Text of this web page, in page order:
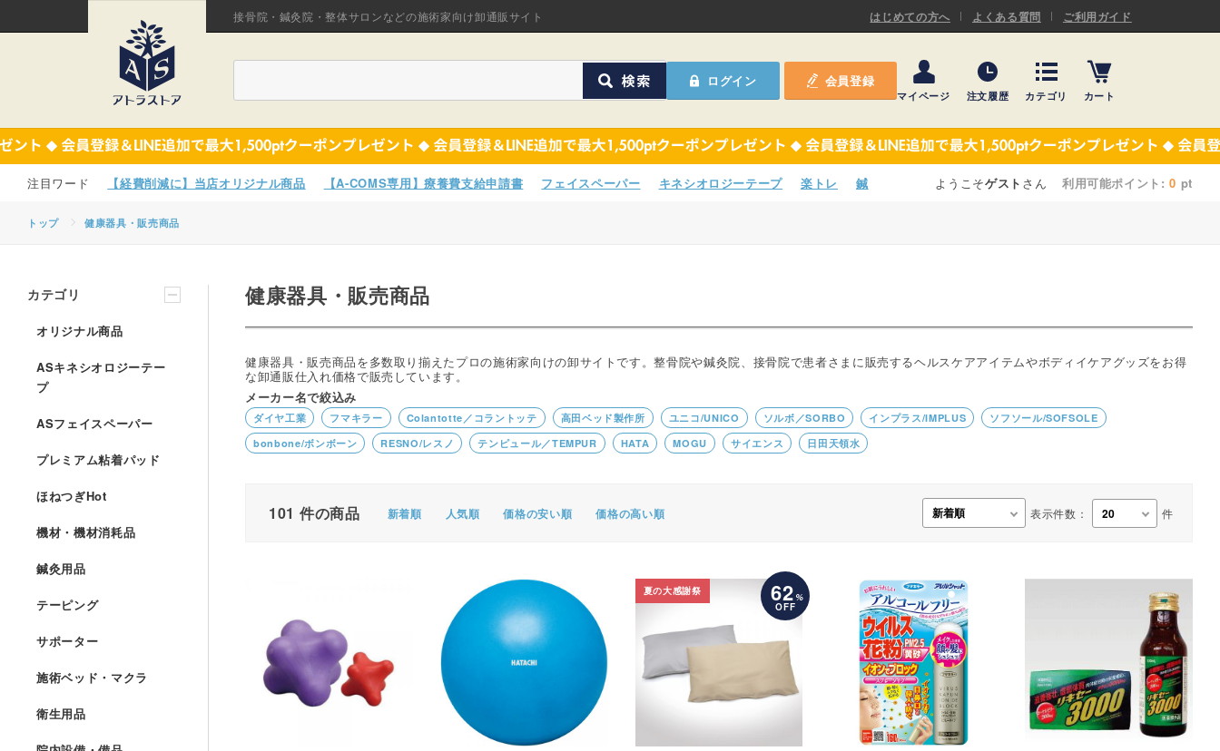
接骨院・鍼灸院・整体サロンなどの施術家向け卸通販サイト はじめての方へ よくある質問 ご利用ガイド
ログイン 会員登録
マイページ 注文履歴 カテゴリ
オリジナル商品 ASキネシオロジーテープ
ポスター・チラシ類 事務用品・日用品
カート
【経費削減に】当店オリジナル商品 【A-COMS専用】療養費支給申請書 フェイスペーパー キネシオロジーテープ 楽トレ 鍼 ようこそゲスト さん 利用可能ポイント:0 pt
トップ 健康器具・販売商品
健康器具・販売商品
健康器具・販売商品を多数取り揃えたプロの施術家向けの卸サイトです。整骨院や鍼灸院、接骨院で患者さまに販売するヘルスケアアイテムやボディイケアグッズをお得
な卸通販仕入れ価格で販売しています。
メーカー名で絞込み
ダイヤ工業 フマキラー Colantotte／コラントッテ 高田ベッド製作所 ユニコ/UNICO ソルボ／SORBO インプラス/IMPLUS
ソフソール/SOFSOLE
bonbone/ボンボーン
RESNO/レスノ テンピュール／TEMPUR HATA MOGU サイエンス 日田天領水
101 件の商品 新着順 人気順 価格の安い順 価格の高い順 表示件数： 件
夏の大感謝祭 62 %
OFF
カテゴリ
オリジナル商品
ASキネシオロジーテー
プ
ASフェイスペーパー
プレミアム粘着パッド
ほねつぎHot
機材・機材消耗品
鍼灸用品
テーピング
サポーター
施術ベッド・マクラ
衛生用品
ほねつぎHot 機材・機材消耗品
鍼灸用品 テーピング
サポーター 施術ベッド・マクラ
A-COMS 【楽トレ】機器付属品